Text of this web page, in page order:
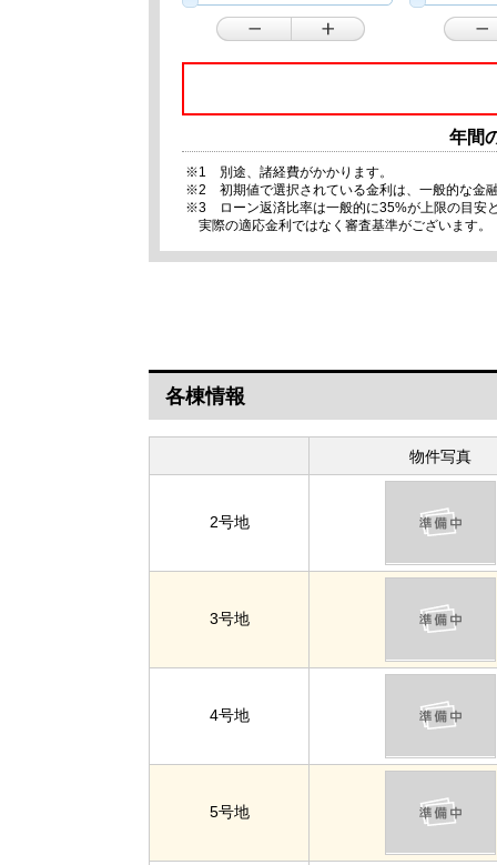
年間
※1 別途、諸経費がかかります。
※2 初期値で選択されている金利は、一般的な金
※3 ローン返済比率は一般的に35%が上限の目安
実際の適応金利ではなく審査基準がございます。
各棟情報
物件写真
2号地
3号地
4号地
5号地